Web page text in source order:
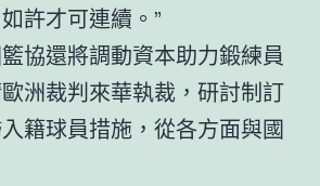
許才可連續。”
協還將調動資本助力鍛練員
洲裁判來華執裁，研討制訂
籍球員措施，從各方面與國